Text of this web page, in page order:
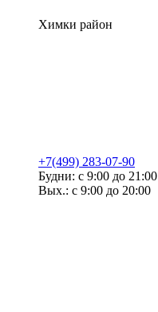
Химки район
+7(499) 283-07-90
Будни: с 9:00 до 21:00
Вых.: с 9:00 до 20:00